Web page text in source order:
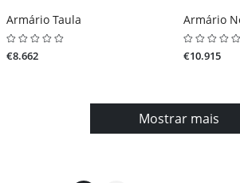
Armário Taula
€8.662
Armário
€10.915
Mostrar mais